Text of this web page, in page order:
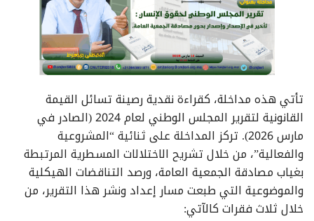
تأتي هذه مداخلة، كقراءة نقدية رصينة تسائل القيمة
القانونية لتقرير المجلس الوطني لعام 2024 (الصادر في
مارس 2026). تركز المداخلة على ثنائية “المشروعية
والفعالية”، من خلال تشريح الاختلالات المسطرية المرتبطة
بغياب مصادقة الجمعية العامة، ورصد التناقضات الهيكلية
والموضوعية التي طبعت مسار إعداد ونشر هذا التقرير، من
خلال ثلاث فقرات كالآتي: